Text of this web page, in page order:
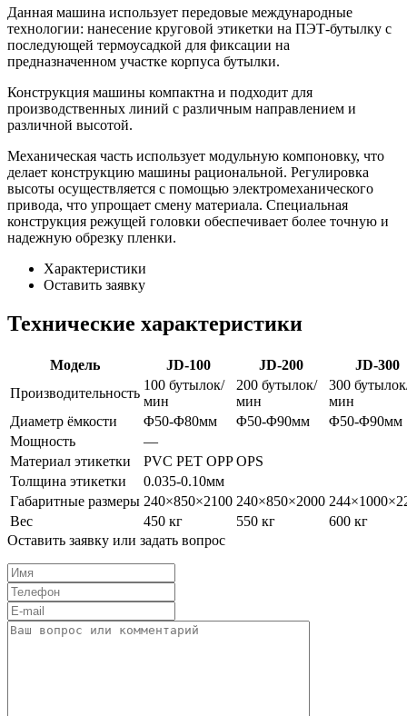
Данная машина использует передовые международные
технологии: нанесение круговой этикетки на ПЭТ-бутылку с
последующей термоусадкой для фиксации на
предназначенном участке корпуса бутылки.
Конструкция машины компактна и подходит для
производственных линий с различным направлением и
различной высотой.
Механическая часть использует модульную компоновку, что
делает конструкцию машины рациональной. Регулировка
высоты осуществляется с помощью электромеханического
привода, что упрощает смену материала. Специальная
конструкция режущей головки обеспечивает более точную и
надежную обрезку пленки.
Характеристики
Оставить заявку
Технические характеристики
Модель JD-100 JD-200
JD-300
Производительность
100 бутылок/
мин
200 бутылок/
мин
300
мин
Диаметр ёмкости
Φ50-Φ80мм Φ50-Φ90мм
Φ50-Φ90мм
Мощность
—
Материал этикетки
PVC PET OPP OPS
Толщина этикетки
0.035-0.10мм
Габаритные размеры 240×850×2100 240×850×2000
Вес
450 кг 550 кг
600 кг
Оставить заявку или задать вопрос